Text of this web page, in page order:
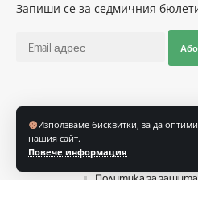
Използваме бисквитки, за да
нашия сайт.
Повече информация
Запиши се за седмичния
Общи условия
Политика за
Политика за